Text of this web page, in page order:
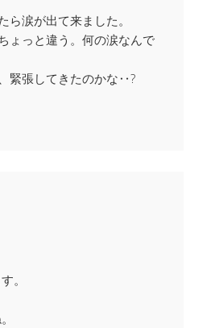
涙が出て来ました。
ょっと違う。何の涙なんで
緊張してきたのかな‥?
。